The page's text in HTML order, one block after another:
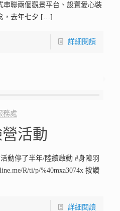
串聯兩個觀景平台、設置愛心裝
，去年七夕 […]
詳細閱讀
務處
活動
動停了半年/陸續啟動 #身障羽
R/ti/p/%40mxa3074x 按讚
詳細閱讀